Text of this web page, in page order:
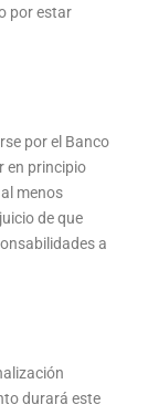
por estar
por el Banco
en principio
menos
de que
a
durará este